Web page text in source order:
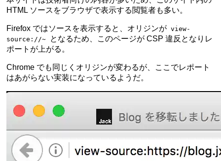
HTML ソースをブラウザで表示する閲覧者も多い。
Firefox ではソースを表示すると、オリジンが view-
source://~
となるため、このページが CSP 違反となりレ
ポートが上がる。
Chrome でも同じくオリジンが変わるが、ここでレポート
はあがらない実装になっているようだ。